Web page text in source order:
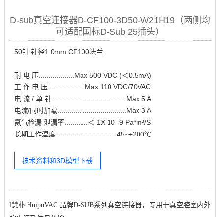
D-sub真空连接器D-CF100-3D50-W21H19（两侧均
可适配国标D-Sub 25插头）
50针 针径1.0mm CF100法兰
耐 电 压..................Max 500 VDC (＜0.5mA)
工 作 电 压...................Max 110 VDC/70VAC
电 流 / 单 针..................................... Max 5 A
电流/同时加载...................................Max 3 A
氦气检漏 泄漏率............＜ 1X 10 -9 Pa*m³/S
长期工作温度............................. -45~+200℃
技术资料和3D模型下载
l慧朴 HuipuVAC 品牌D-SUB系列真空连接器，专用于真空腔室内外